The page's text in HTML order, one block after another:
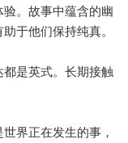
。故事中蕴含的幽
于他们保持纯真。
是英式。长期接触
界正在发生的事，